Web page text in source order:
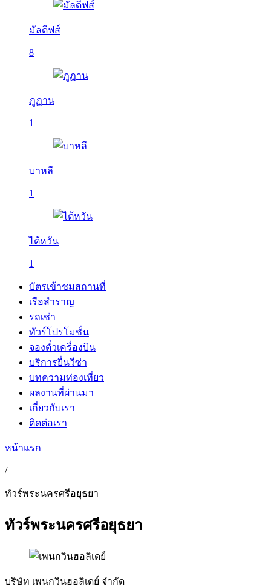
มัลดีฟส์
8
ภูฏาน
1
บาหลี
1
ไต้หวัน
1
บัตรเข้าชมสถานที่
เรือสำราญ
รถเช่า
ทัวร์โปรโมชั่น
จองตั๋วเครื่องบิน
บริการยื่นวีซ่า
บทความท่องเที่ยว
ผลงานที่ผ่านมา
เกี่ยวกับเรา
ติดต่อเรา
หน้าแรก
/
ทัวร์พระนครศรีอยุธยา
ทัวร์พระนครศรีอยุธยา
บริษัท เพนกวินฮอลิเดย์ จำกัด